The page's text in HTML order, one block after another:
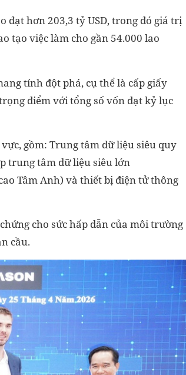
đạt hơn 203,3 tỷ USD, trong đó giá trị
tạo việc làm cho gần 54.000 lao
tính đột phá, cụ thể là cấp giấy
điểm với tổng số vốn đạt kỷ lục
gồm: Trung tâm dữ liệu siêu quy
trung tâm dữ liệu siêu lớn
Tâm Anh) và thiết bị điện tử thông
cho sức hấp dẫn của môi trường
cầu.